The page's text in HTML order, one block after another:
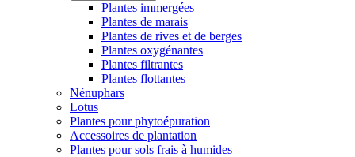
Plantes immergées
Plantes de marais
Plantes de rives et de berges
Plantes oxygénantes
Plantes filtrantes
Plantes flottantes
Nénuphars
Lotus
Plantes pour phytoépuration
Accessoires de plantation
Plantes pour sols frais à humides